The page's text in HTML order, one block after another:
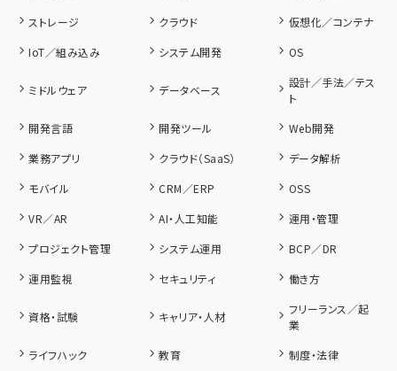
ストレージ
クラウド
仮想化／コンテナ
IoT／組み込み
システム開発 OS
ミドルウェア データベース
設計／手法／テス
ト
開発言語
開発ツール
Web開発
業務アプリ
クラウド（SaaS）
データ解析
モバイル
CRM／ERP
OSS
VR／AR
AI・人工知能
運用・管理
プロジェクト管理
システム運用
BCP／DR
運用監視
セキュリティ 働き方
資格・試験 キャリア・人材
フリーランス／起
業
ライフハック
教育 制度・法律